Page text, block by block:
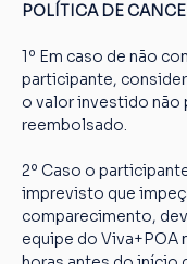
POLÍTICA DE
1º Em caso de não
participante,
o valor investido não
reembolsado.
2º Caso o
imprevisto que
comparecimento,
equipe do Viva+POA